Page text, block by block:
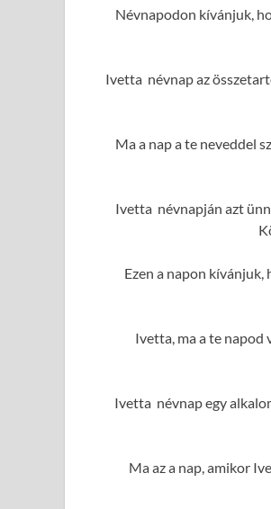
Névnapodon kívánjuk,
Ivetta névnap az
Ma a nap a te neveddel
Ivetta névnapján azt
Ezen a napon kívánjuk,
Ivetta, ma a te napod
Ivetta névnap egy
Ma az a nap, amikor